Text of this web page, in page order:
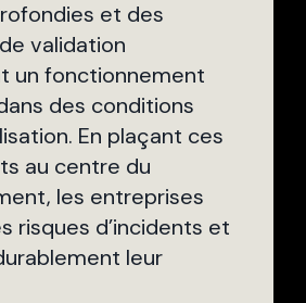
et des
validation
un fonctionnement
des conditions
En plaçant ces
au centre du
les entreprises
risques d’incidents et
leur